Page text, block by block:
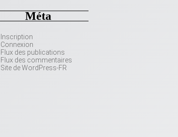
Méta
Inscription
Connexion
Flux des publications
Flux des commentaires
Site de WordPress-FR